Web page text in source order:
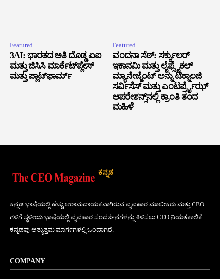
Featured
3AI: ಭಾರತದ ಅತಿ ದೊಡ್ಡ ಏಐ
ಮತ್ತು ಜಿಸಿಸಿ ಮಾರ್ಕೆಟ್‌ಪ್ಲೇಸ್
ಮತ್ತು ಪ್ಲಾಟ್‌ಫಾರ್ಮ್
Featured
ವಂದನಾ ಸೆಠ್: ಸರ್ಕ್ಯುಲರ್
ಇಕಾನಮಿ ಮತ್ತು ಲೈಫ್ಸೈಕಲ್
ಮ್ಯಾನೇಜ್ಮೆಂಟ್ ಅನ್ನು ಟೆಕ್ನಾಲಜಿ
ಸರ್ವಿಸೆಸ್ ಮತ್ತು ಎಂಟರ್ಪ್ರೈಝ್
ಆಪರೇಶನ್ಸ್‌ನಲ್ಲಿ ಕ್ರಾಂತಿ ತಂದ
ಮಹಿಳೆ
ಕನ್ನಡ
ಕನ್ನಡ ಭಾಷೆಯಲ್ಲಿ ಹೆಚ್ಚು ಆರಾಮದಾಯಕವಾಗಿರುವ ವ್ಯವಹಾರ ಮಾಲೀಕರು ಮತ್ತು CEO
ಗಳಿಗೆ ಸ್ಥಳೀಯ ಭಾಷೆಯಲ್ಲಿ ವ್ಯವಹಾರ ಸಂದರ್ಶನಗಳನ್ನು ತಿಳಿಸಲು CEO ನಿಯತಕಾಲಿಕೆ
ಕನ್ನಡವು ಅತ್ಯುತ್ತಮ ಮಾರ್ಗಗಳಲ್ಲಿ ಒಂದಾಗಿದೆ.
COMPANY